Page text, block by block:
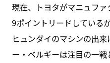
現在、トヨタがマニュフ
9ポイントリードしている
ヒュンダイのマシンの出
ー・ベルギーは注目の一戦